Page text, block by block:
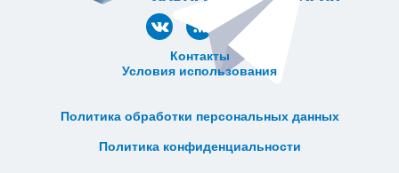
Контакты
Условия использования
Политика обработки персональных данных
Политика конфиденциальности